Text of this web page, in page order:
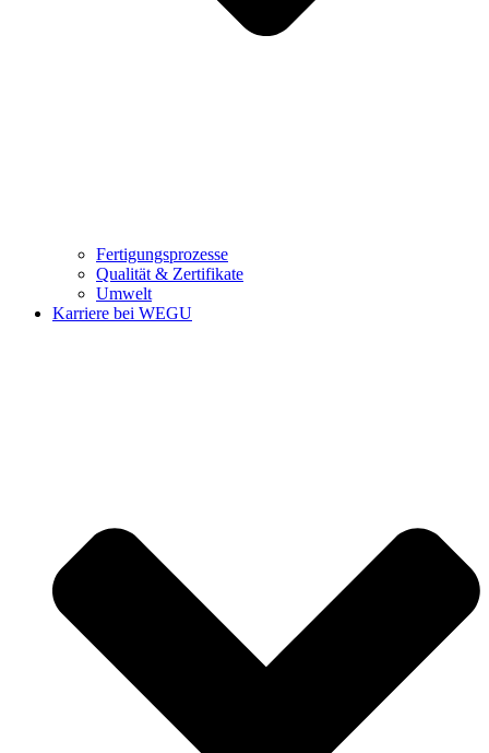
Fertigungsprozesse
Qualität & Zertifikate
Umwelt
Karriere bei WEGU